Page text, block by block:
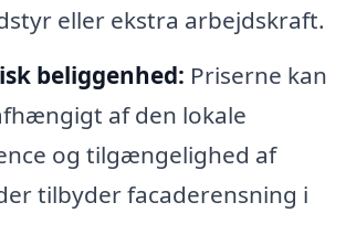
eller ekstra arbejdskraft.
beliggenhed: Priserne kan
af den lokale
og tilgængelighed af
tilbyder facaderensning i